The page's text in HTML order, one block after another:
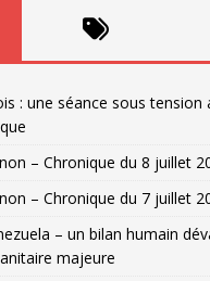
: une séance sous tension
– Chronique du 8 juillet
– Chronique du 7 juillet
– un bilan humain
majeure